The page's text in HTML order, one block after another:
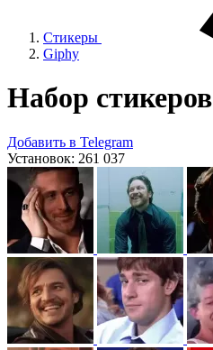
Стикеры
Giphy
Набор стикеров
Добавить в Telegram
Установок: 261 037